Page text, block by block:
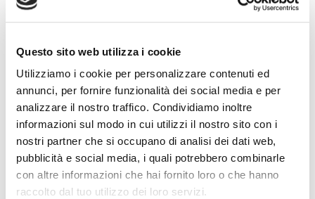
Questo sito web utilizza i cookie
Utilizziamo i cookie per personalizzare contenuti ed
annunci, per fornire funzionalità dei social media e per
analizzare il nostro traffico. Condividiamo inoltre
informazioni sul modo in cui utilizzi il nostro sito con i
nostri partner che si occupano di analisi dei dati web,
pubblicità e social media, i quali potrebbero combinarle
con altre informazioni che hai fornito loro o che hanno
raccolto dal tuo utilizzo dei loro servizi.
NEL CESTINO
Descrizione prodotto
Angelus Leather Dye tintura per pelli - La tintura Angelus Dye è
altamente pigmentata. Pensata per articoli in pelle liscia. Penetra
nella pelle e ha un'ottima tenuta. Non causa abrasioni. Adatto